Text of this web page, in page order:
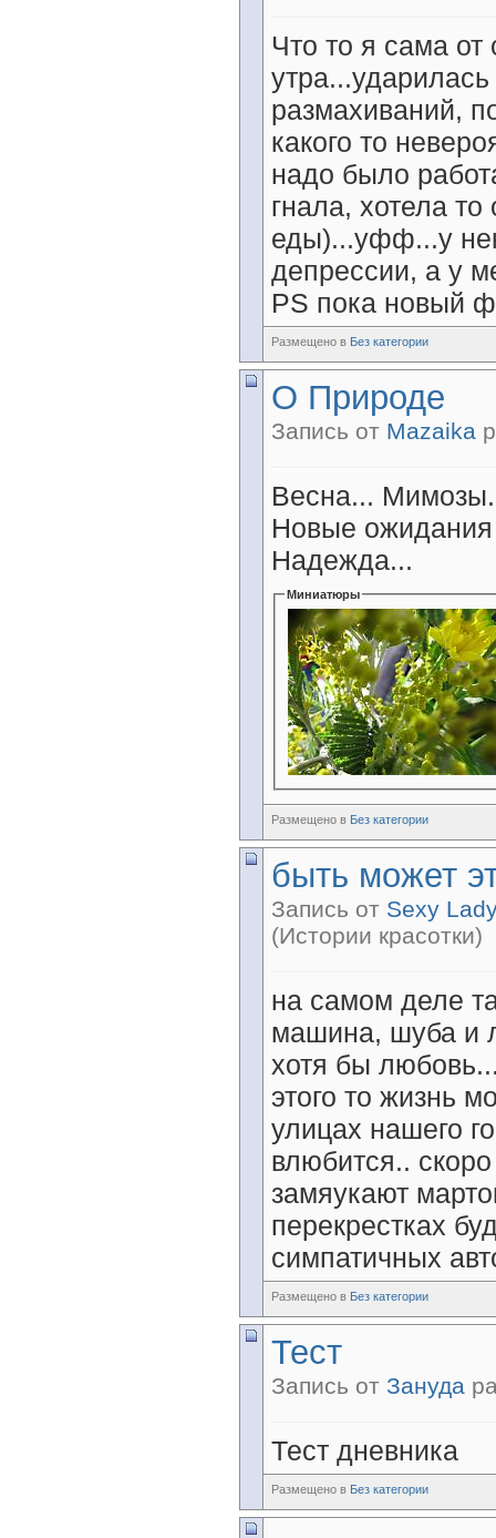
Что то я сама от
размахиваний,
какого то
надо было
гнала, хотела то
еды)...уфф...у
депрессии, а у
PS пока новый
Размещено в Без категории
О Природе
Запись от Mazaika
Весна...
Новые
Надежда...
Миниатюры
Размещено в Без категории
быть может
Запись от Sexy
(Истории красотки)
на самом деле
машина, шуба и
хотя бы любовь...
этого то жизнь
улицах нашего
влюбится..
замяукают
перекрестках
симпатичных
Размещено в Без категории
Тест
Запись от Зануда
Тест дневника
Размещено в Без категории